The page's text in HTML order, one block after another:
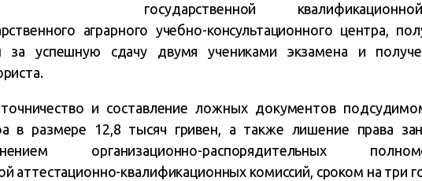
государственной
аграрного учебно-консультационного центра,
за успешную сдачу двумя учениками экзамена и
и составление ложных документов
в размере 12,8 тысяч гривен, а также лишение права
организационно-распорядительных
аттестационно-квалификационных комиссий, сроком на три